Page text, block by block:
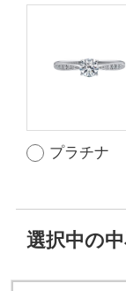
プラチナ
選択中の